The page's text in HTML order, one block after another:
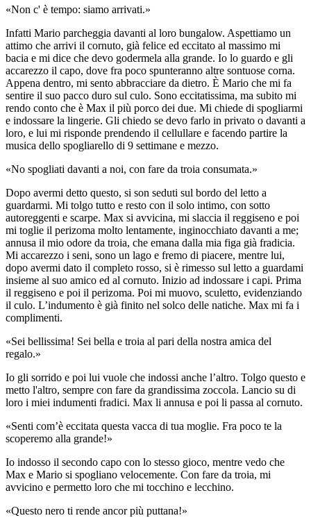
«Non c' è tempo: siamo arrivati.»
Infatti Mario parcheggia davanti al loro bungalow. Aspettiamo un
attimo che arrivi il cornuto, già felice ed eccitato al massimo mi
bacia e mi dice che devo godermela alla grande. Io lo guardo e gli
accarezzo il capo, dove fra poco spunteranno altre sontuose corna.
Appena dentro, mi sento abbracciare da dietro. È Mario che mi fa
sentire il suo pacco duro sul culo. Sono eccitatissima, ma subito mi
rendo conto che è Max il più porco dei due. Mi chiede di spogliarmi
e indossare la lingerie. Gli chiedo se devo farlo in privato o davanti a
loro, e lui mi risponde prendendo il cellullare e facendo partire la
musica dello spogliarello di 9 settimane e mezzo.
«No spogliati davanti a noi, con fare da troia consumata.»
Dopo avermi detto questo, si son seduti sul bordo del letto a
guardarmi. Mi tolgo tutto e resto con il solo intimo, con sotto
autoreggenti e scarpe. Max si avvicina, mi slaccia il reggiseno e poi
mi toglie il perizoma molto lentamente, inginocchiato davanti a me;
annusa il mio odore da troia, che emana dalla mia figa già fradicia.
Mi accarezzo i seni, sono un lago e fremo di piacere, mentre lui,
dopo avermi dato il completo rosso, si è rimesso sul letto a guardami
insieme al suo amico ed al cornuto. Inizio ad indossare i capi. Prima
il reggiseno e poi il perizoma. Poi mi muovo, sculetto, evidenziando
il culo. L’indumento è già finito nel solco delle natiche. Max mi fa i
complimenti.
«Sei bellissima! Sei bella e troia al pari della nostra amica del
regalo.»
Io gli sorrido e poi lui vuole che indossi anche l’altro. Tolgo questo e
metto l'altro, sempre con fare da grandissima zoccola. Lancio su di
loro i miei indumenti fradici. Max li annusa e poi li passa al cornuto.
«Senti com’è eccitata questa vacca di tua moglie. Fra poco te la
scoperemo alla grande!»
Io indosso il secondo capo con lo stesso gioco, mentre vedo che
Max e Mario si spogliano velocemente. Con fare da troia, mi
avvicino e permetto loro che mi tocchino e lecchino.
«Questo nero ti rende ancor più puttana!»